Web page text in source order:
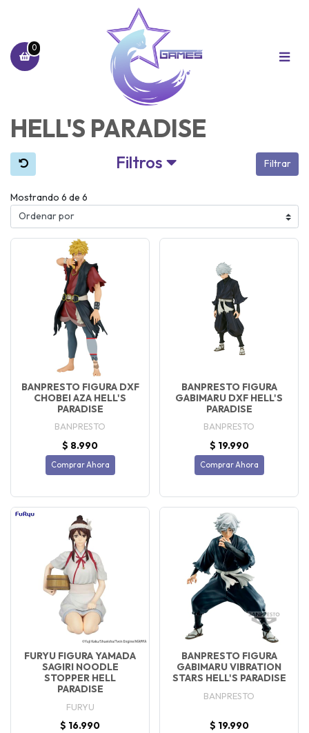
0
HELL'S PARADISE
Filtros Filtrar
Mostrando 6 de 6
BANPRESTO FIGURA DXF
CHOBEI AZA HELL'S
PARADISE
BANPRESTO
$ 8.990
Comprar Ahora
BANPRESTO FIGURA
GABIMARU DXF HELL'S
PARADISE
BANPRESTO
$ 19.990
Comprar Ahora
FURYU FIGURA YAMADA
SAGIRI NOODLE
STOPPER HELL
PARADISE
FURYU
$ 16.990
BANPRESTO FIGURA
GABIMARU VIBRATION
STARS HELL'S PARADISE
BANPRESTO
$ 19.990